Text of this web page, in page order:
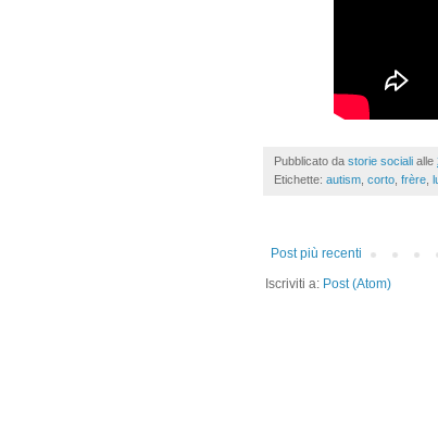
Pubblicato da storie sociali alle
Etichette: autism corto frère
Post più recenti
Iscriviti a: Post (Atom)